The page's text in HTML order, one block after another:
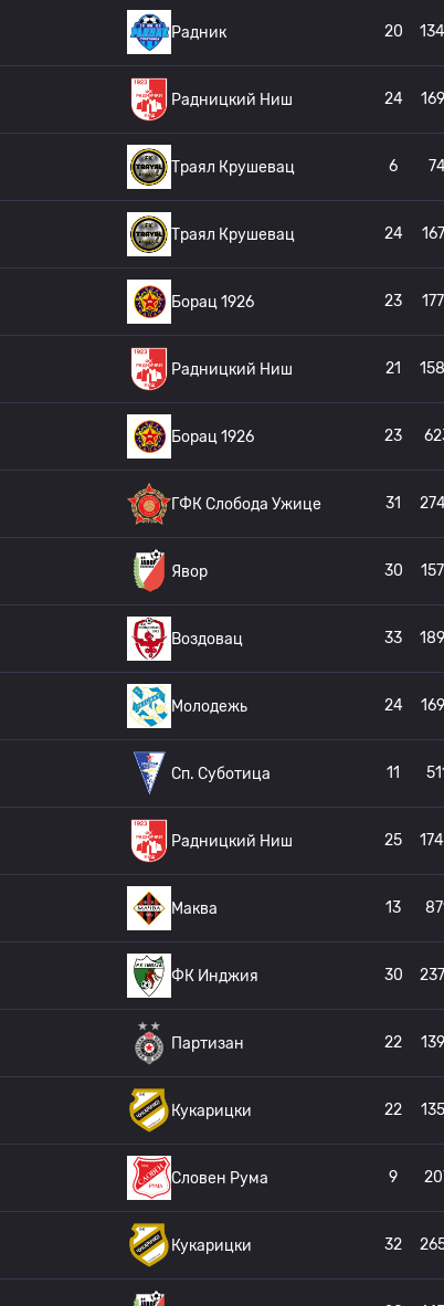
Радник 20
Радницкий Ниш 24
Траял Крушевац 6
Траял Крушевац 24
Борац 1926 23
Радницкий Ниш 21
Борац 1926 23
ГФК Слобода Ужице 31
Явор 30
Воздовац 33
Молодежь 24
Сп. Суботица 11
Радницкий Ниш 25
Маква 13
ФК Инджия 30
Партизан 22
Кукарицки 22
Словен Рума 9
Кукарицки 32